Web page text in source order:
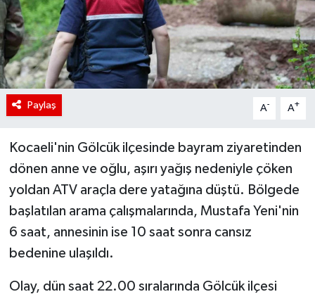
Paylaş A- A+
Kocaeli'nin Gölcük ilçesinde bayram ziyaretinden
dönen anne ve oğlu, aşırı yağış nedeniyle çöken
yoldan ATV araçla dere yatağına düştü. Bölgede
başlatılan arama çalışmalarında, Mustafa Yeni'nin
6 saat, annesinin ise 10 saat sonra cansız
bedenine ulaşıldı.
Olay, dün saat 22.00 sıralarında Gölcük ilçesi